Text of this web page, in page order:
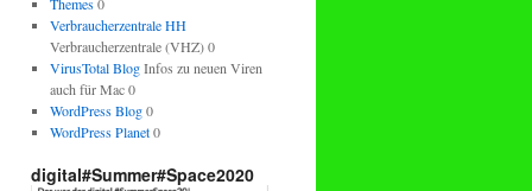
Verbraucherzentrale HH
Verbraucherzentrale (VHZ) 0
VirusTotal BlogInfos zu neuen Viren
auch für Mac 0
WordPress Blog0
WordPress Planet0
digital#Summer#Space2020